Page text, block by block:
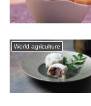
World agriculture